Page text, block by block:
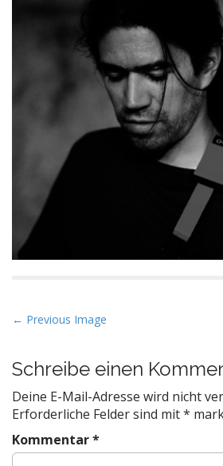
P
s
t
n
a
v
← Previous Image
Schreibe einen
Deine E-Mail-Adresse wird nicht
Erforderliche Felder sind mit*
Kommentar*